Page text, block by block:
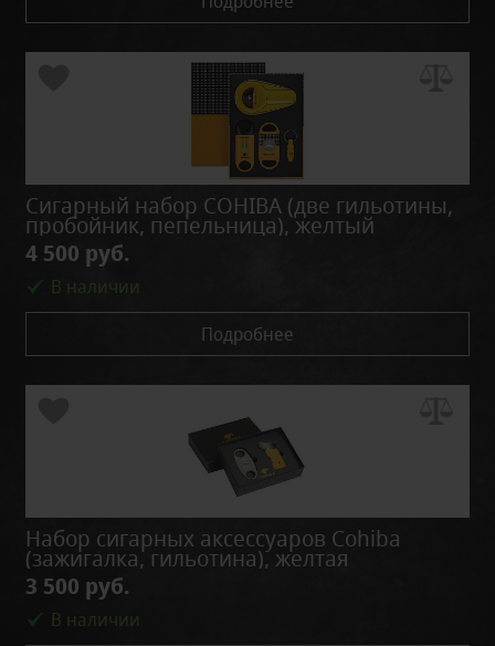
Сигарный набор COHIBA (две гильотины,
пробойник, пепельница), желтый
4 500 руб.
В наличии
Подробнее
Набор сигарных аксессуаров Cohiba
(зажигалка, гильотина), желтая
3 500 руб.
В наличии